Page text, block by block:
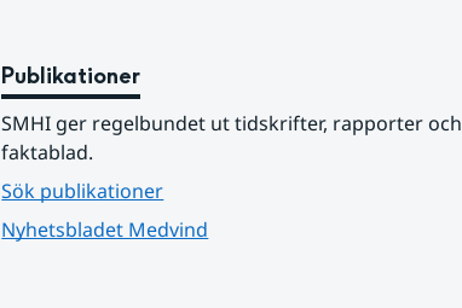
Publikationer
SMHI ger regelbundet ut tidskrifter, rapporter och
faktablad.
Sök publikationer
Nyhetsbladet Medvind